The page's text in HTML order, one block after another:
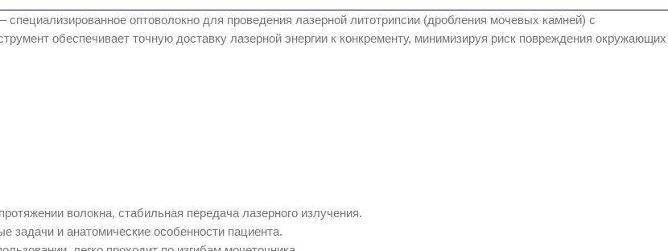
специализированное оптоволокно для проведения лазерной литотрипсии (дробления мочевых камней) с
обеспечивает точную доставку лазерной энергии к конкременту, минимизируя риск повреждения окружающих
волокна, стабильная передача лазерного излучения.
задачи и анатомические особенности пациента.